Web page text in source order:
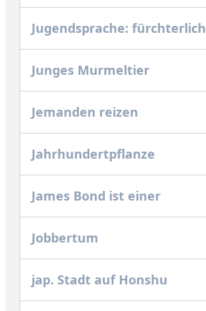
Jugendsprache: fürchterlich
Junges Murmeltier
Jemanden reizen
Jahrhundertpflanze
James Bond ist einer
Jobbertum
jap. Stadt auf Honshu